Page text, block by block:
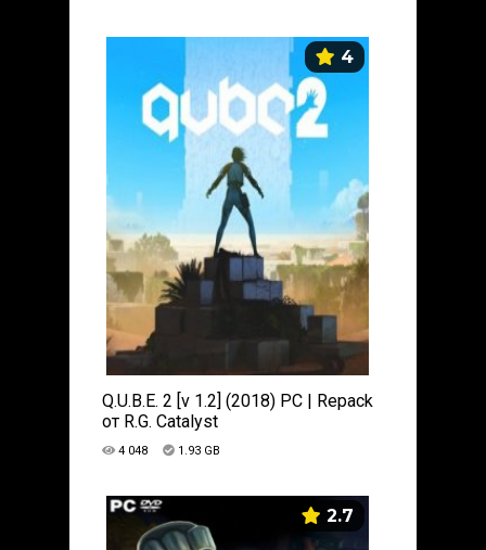
4
Q.U.B.E. 2 [v 1.2] (2018) PC | Repack
от R.G. Catalyst
4 048 1.93 GB
2.7